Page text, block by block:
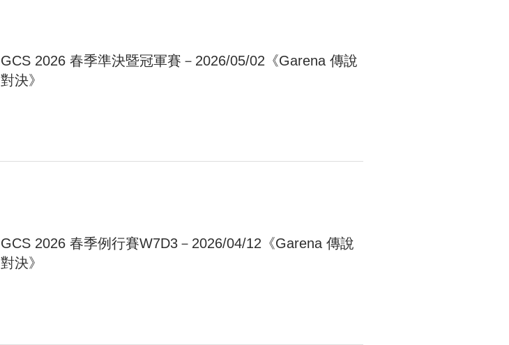
GCS 2026 春季準決暨冠軍賽－2026/05/02《Garena 傳說
對決》
GCS 2026 春季例行賽W7D3－2026/04/12《Garena 傳說
對決》